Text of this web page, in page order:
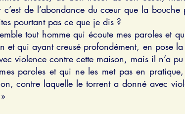
de l’abondance du cœur que la bouche
pourtant pas ce que je dis ?
tout homme qui écoute mes paroles et
et qui ayant creusé profondément, en pose
violence contre cette maison, mais il n’a pu
paroles et qui ne les met pas en
contre laquelle le torrent a donné avec